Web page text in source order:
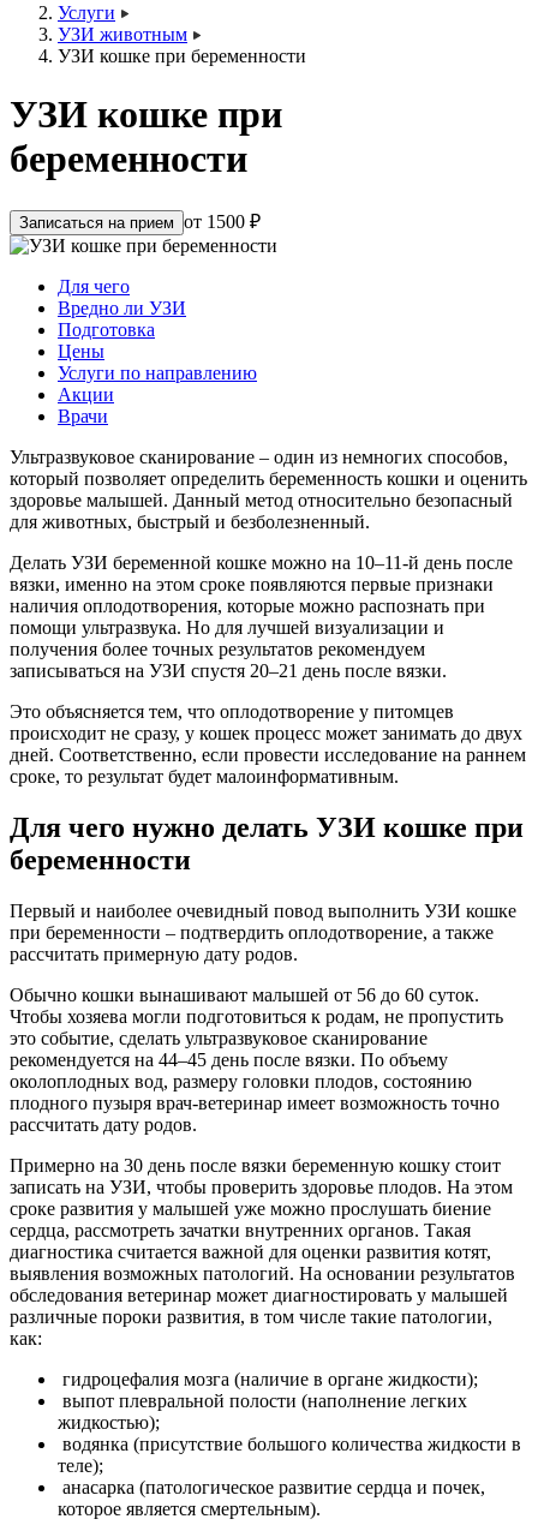
Услуги
УЗИ животным
УЗИ кошке при беременности
УЗИ кошке при
беременности
Записаться на прием от 1500 ₽
Для чего
Вредно ли УЗИ
Подготовка
Цены
Услуги по направлению
Акции
Врачи
Ультразвуковое сканирование – один из немногих способов,
который позволяет определить беременность кошки и оценить
здоровье малышей. Данный метод относительно безопасный
для животных, быстрый и безболезненный.
Делать УЗИ беременной кошке можно на 10–11-й день после
вязки, именно на этом сроке появляются первые признаки
наличия оплодотворения, которые можно распознать при
помощи ультразвука. Но для лучшей визуализации и
получения более точных результатов рекомендуем
записываться на УЗИ спустя 20–21 день после вязки.
Это объясняется тем, что оплодотворение у питомцев
происходит не сразу, у кошек процесс может занимать до двух
дней. Соответственно, если провести исследование на раннем
сроке, то результат будет малоинформативным.
Для чего нужно делать УЗИ кошке при
беременности
Первый и наиболее очевидный повод выполнить УЗИ кошке
при беременности – подтвердить оплодотворение, а также
рассчитать примерную дату родов.
Обычно кошки вынашивают малышей от 56 до 60 суток.
Чтобы хозяева могли подготовиться к родам, не пропустить
это событие, сделать ультразвуковое сканирование
рекомендуется на 44–45 день после вязки. По объему
околоплодных вод, размеру головки плодов, состоянию
плодного пузыря врач-ветеринар имеет возможность точно
рассчитать дату родов.
Примерно на 30 день после вязки беременную кошку стоит
записать на УЗИ, чтобы проверить здоровье плодов. На этом
сроке развития у малышей уже можно прослушать биение
сердца, рассмотреть зачатки внутренних органов. Такая
диагностика считается важной для оценки развития котят,
выявления возможных патологий. На основании результатов
обследования ветеринар может диагностировать у малышей
различные пороки развития, в том числе такие патологии,
как:
гидроцефалия мозга (наличие в органе жидкости);
выпот плевральной полости (наполнение легких
жидкостью);
водянка (присутствие большого количества жидкости в
теле);
анасарка (патологическое развитие сердца и почек,
которое является смертельным).